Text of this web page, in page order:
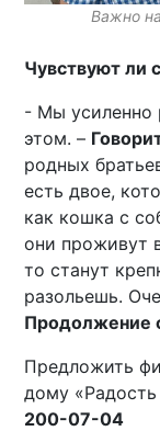
Важно
Чувствуют ли
- Мы усиленно
этом. –
родных
есть двое,
как кошка с
они проживут
то станут
разольешь.
Продолжение
Предложить
дому
200-07-04